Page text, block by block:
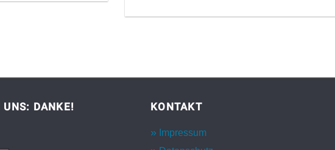
UNS: DANKE! KONTAKT
Impressum